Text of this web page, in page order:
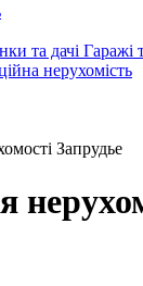
та дачі Гаражі
нерухомість
Запрудье